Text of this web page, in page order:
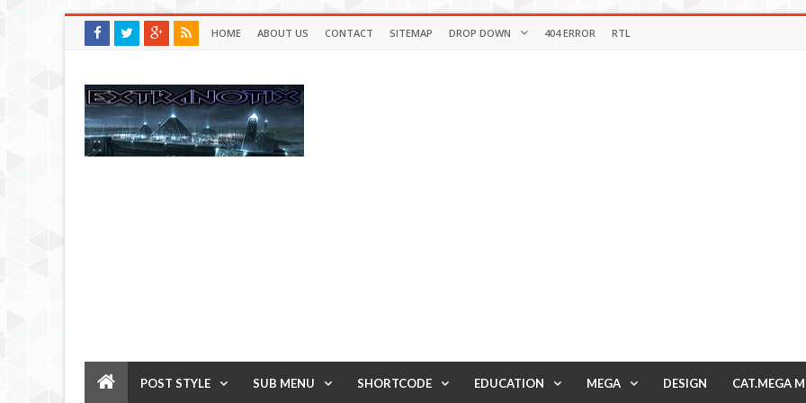
HOME ABOUT US CONTACT SITEMAP DROP DOWN 404 ERROR RTL
POST STYLE SUB MENU SHORTCODE EDUCATION MEGA DESIGN CAT.MEGA